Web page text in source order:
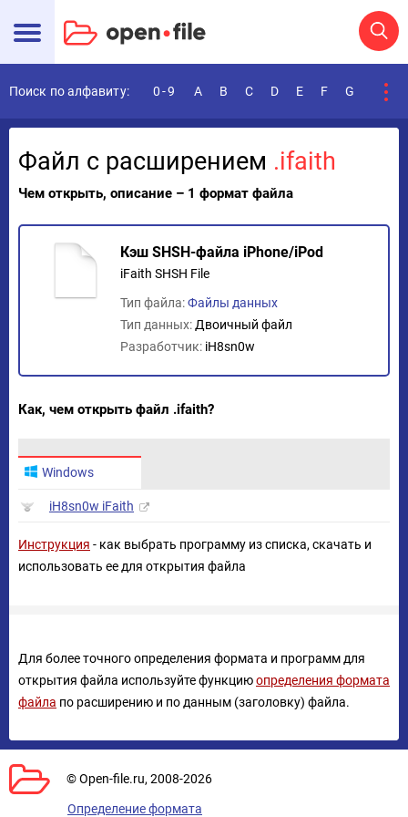
Поиск по алфавиту: 0-9 A B C D E F G
Файл с расширением .ifaith
Чем открыть, описание – 1 формат файла
Кэш SHSH-файла iPhone/iPod
iFaith SHSH File
Тип файла:Файлы данных
Тип данных: Двоичный файл
Разработчик: iH8sn0w
Как, чем открыть файл .ifaith?
Windows
iH8sn0w iFaith
Инструкция - как выбрать программу из списка, скачать и
использовать ее для открытия файла
Для более точного определения формата и программ для
открытия файла используйте функциюопределения формата
файла по расширению и по данным (заголовку) файла.
© Open-file.ru, 2008-2026
Определение формата